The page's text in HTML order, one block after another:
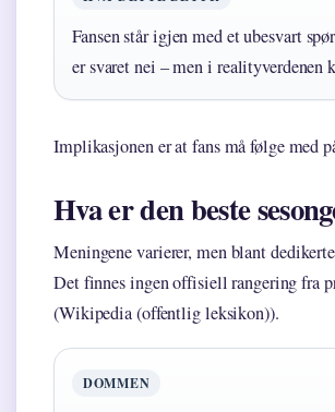
Fansen står igjen med et ubesvart
er svaret nei – men i realityverdenen
Implikasjonen er at fans må følge med
Hva er den beste
Meningene varierer, men blant
Det finnes ingen offisiell rangering fra
(Wikipedia (offentlig leksikon)).
DOMMEN